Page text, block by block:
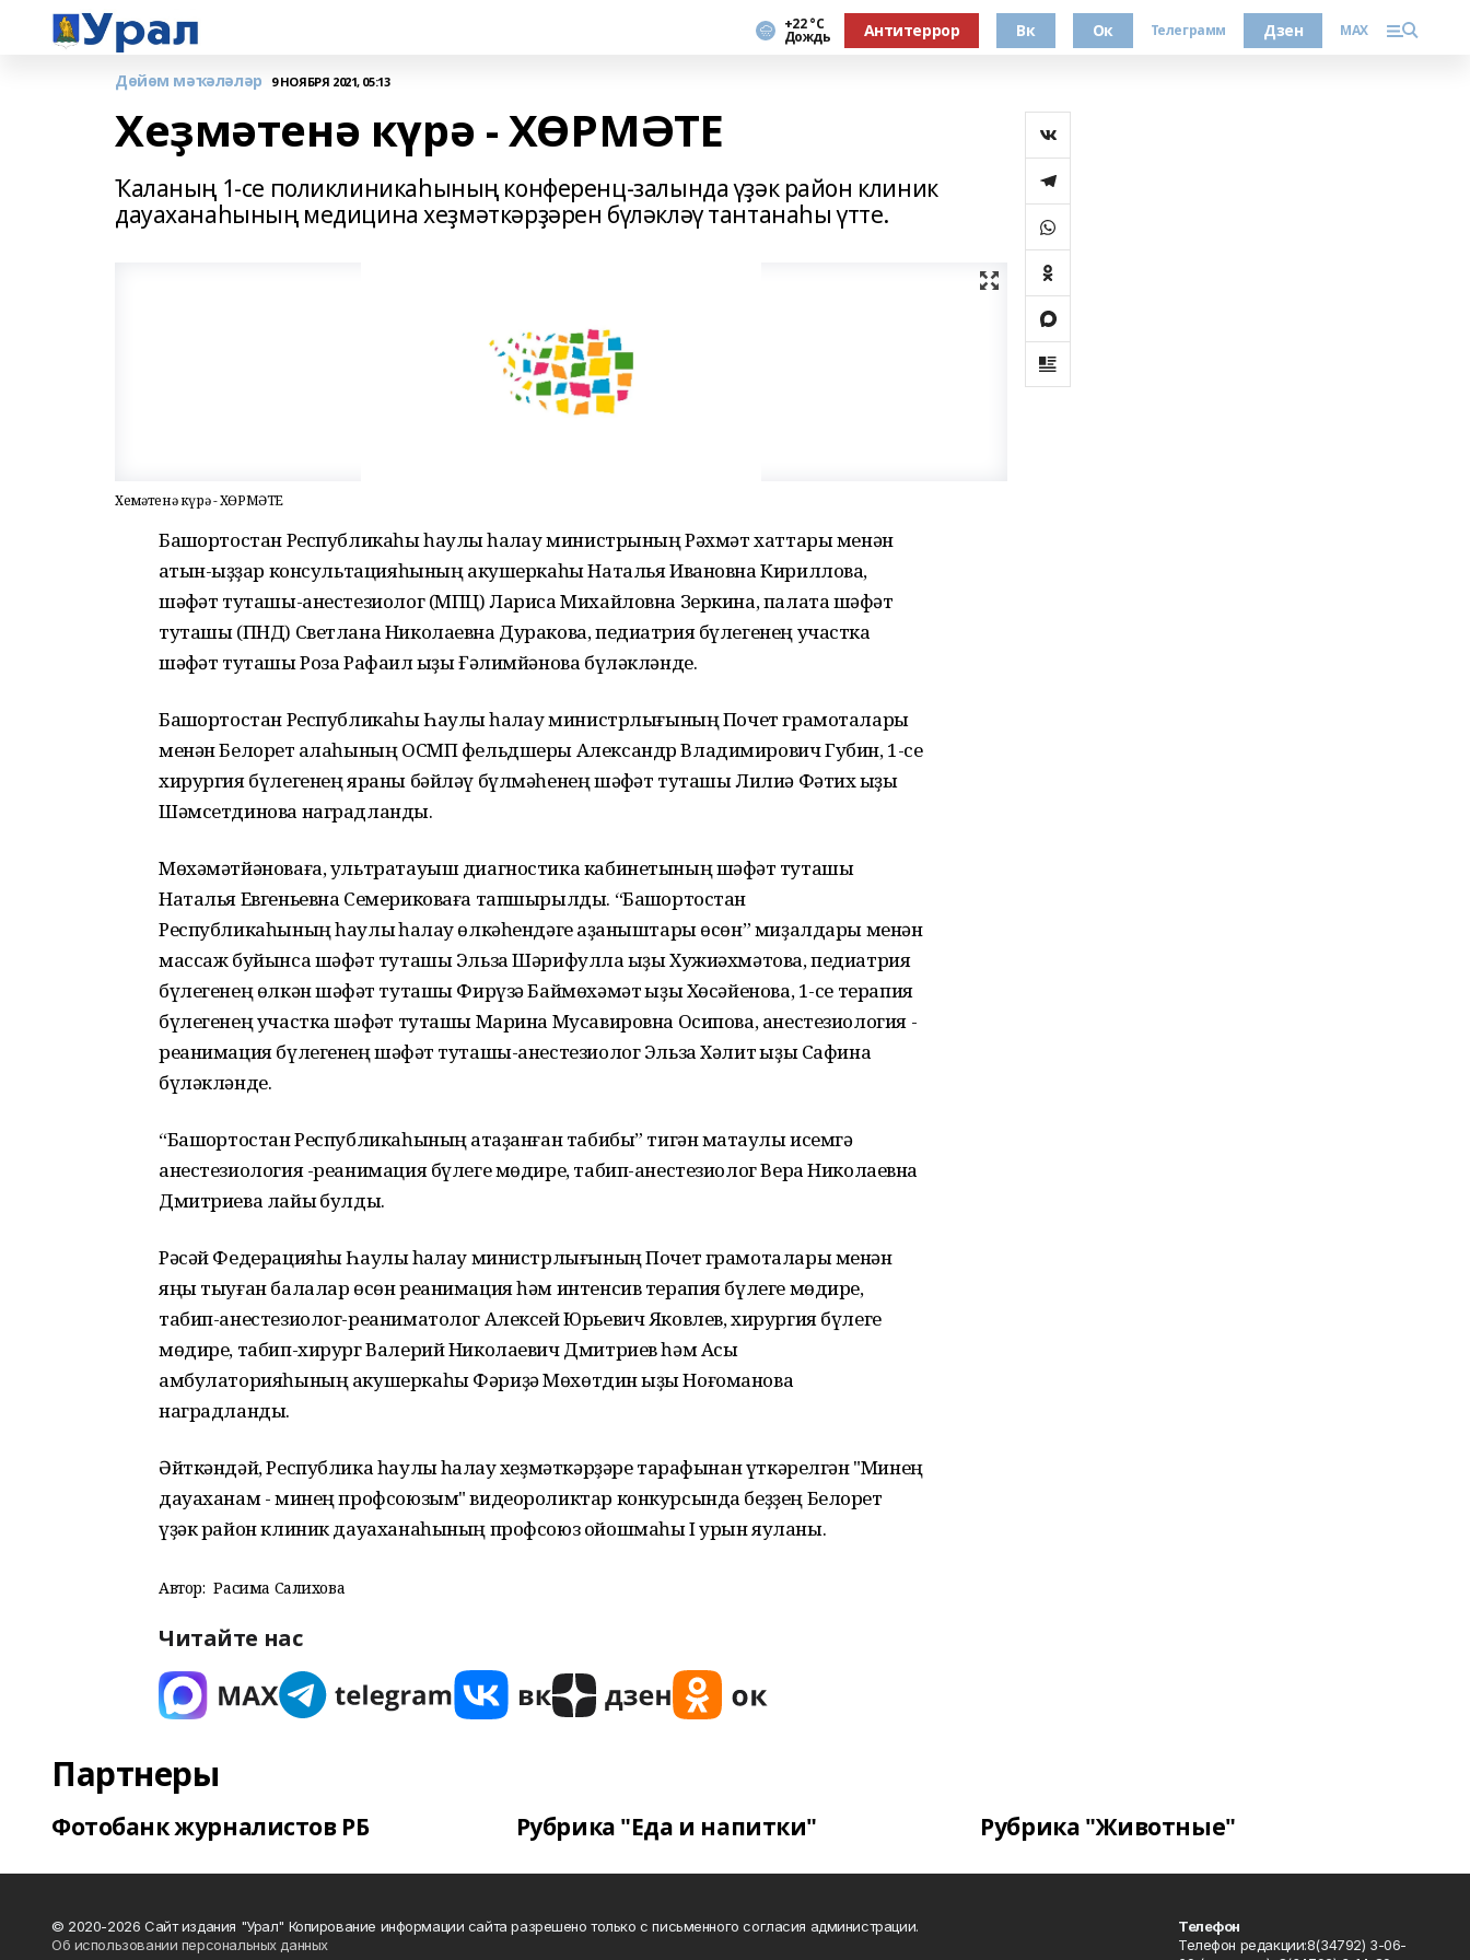
+22 °С
Дождь Антитеррор Вк Ок Телеграмм Дзен MAX
Дөйөм мәҡәләләр 9 НОЯБРЯ 2021, 05:13
Хеҙмәтенә күрә - ХӨРМӘТЕ
Ҡаланың 1-се поликлиникаһының конференц-залында үҙәк район клиник
дауаханаһының медицина хеҙмәткәрҙәрен бүләкләү тантанаһы үтте.
Хеҙмәтенә күрә - ХӨРМӘТЕ
Башҡортостан Республикаһы һаулыҡ һаҡлау министрының Рәхмәт хаттары менән
ҡатын-ҡыҙҙар консультацияһының акушеркаһы Наталья Ивановна Кириллова,
шәфҡәт туташы-анестезиолог (МПЦ) Лариса Михайловна Зеркина, палата шәфҡәт
туташы (ПНД) Светлана Николаевна Дуракова, педиатрия бүлегенең участка
шәфҡәт туташы Роза Рафаил ҡыҙы Ғәлимйәнова бүләкләнде.
Башҡортостан Республикаһы Һаулыҡ һаҡлау министрлығының Почет грамоталары
менән Белорет ҡалаһының ОСМП фельдшеры Александр Владимирович Губин, 1-се
хирургия бүлегенең яраны бәйләү бүлмәһенең шәфҡәт туташы Лилиә Фәтих ҡыҙы
Шәмсетдинова наградланды.
Мөхәмәтйәноваға, ультратауыш диагностика кабинетының шәфҡәт туташы
Наталья Евгеньевна Семериковаға тапшырылды. “Башҡортостан
Республикаһының һаулыҡ һаҡлау өлкәһендәге ҡаҙаныштары өсөн” миҙалдары менән
массаж буйынса шәфҡәт туташы Эльза Шәрифулла ҡыҙы Хужиәхмәтова, педиатрия
бүлегенең өлкән шәфҡәт туташы Фирүзә Баймөхәмәт ҡыҙы Хөсәйенова, 1-се терапия
бүлегенең участка шәфҡәт туташы Марина Мусавировна Осипова, анестезиология -
реанимация бүлегенең шәфҡәт туташы-анестезиолог Эльза Хәлит ҡыҙы Сафина
бүләкләнде.
“Башҡортостан Республикаһының атҡаҙанған табибы” тигән маҡтаулы исемгә
анестезиология -реанимация бүлеге мөдире, табип-анестезиолог Вера Николаевна
Дмитриева лайыҡ булды.
Рәсәй Федерацияһы Һаулыҡ һаҡлау министрлығының Почет грамоталары менән
яңы тыуған балалар өсөн реанимация һәм интенсив терапия бүлеге мөдире,
табип-анестезиолог-реаниматолог Алексей Юрьевич Яковлев, хирургия бүлеге
мөдире, табип-хирург Валерий Николаевич Дмитриев һәм Асы
амбулаторияһының акушеркаһы Фәриҙә Мөхөтдин ҡыҙы Ноғоманова
наградланды.
Әйткәндәй, Республика һаулыҡ һаҡлау хеҙмәткәрҙәре тарафынан үткәрелгән "Минең
дауаханам - минең профсоюзым" видеороликтар конкурсында беҙҙең Белорет
үҙәк район клиник дауаханаһының профсоюз ойошмаһы I урын яуланы.
Автор: Расима Салихова
Читайте нас
Партнеры
Фотобанк журналистов РБ Рубрика "Еда и напитки" Рубрика "Животные"
© 2020-2026 Сайт издания "Урал" Копирование информации сайта разрешено только с письменного согласия администрации.
Об использовании персональных данных
Телефон
Телефон редакции:8(34792) 3-06-